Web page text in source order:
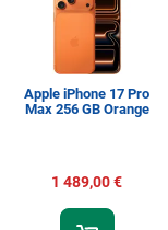
Apple iPhone 17 Pro
Max 256 GB Orange
1 489,00 €